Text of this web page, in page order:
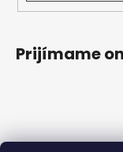
Prijímame